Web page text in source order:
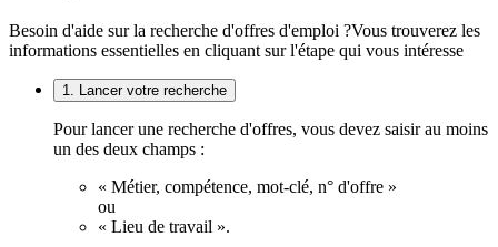
Besoin d'aide sur la recherche d'offres d'emploi ?Vous trouverez les
informations essentielles en cliquant sur l'étape qui vous intéresse
1. Lancer votre recherche
Pour lancer une recherche d'offres, vous devez saisir au moins
un des deux champs :
« Métier, compétence, mot-clé, n° d'offre »
ou
« Lieu de travail ».